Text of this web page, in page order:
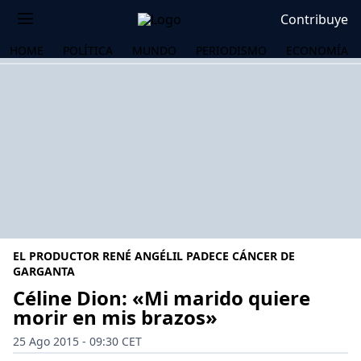
Contribuye
HOME POLÍTICA MUNDO PERIODISMO ECONOMÍA
EL PRODUCTOR RENÉ ANGÉLIL PADECE CÁNCER DE
GARGANTA
Céline Dion: «Mi marido quiere
morir en mis brazos»
25 Ago 2015 - 09:30 CET